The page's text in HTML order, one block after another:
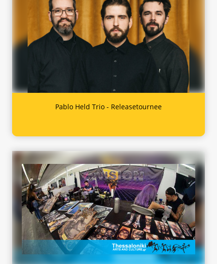
Pablo Held Trio - Releasetournee